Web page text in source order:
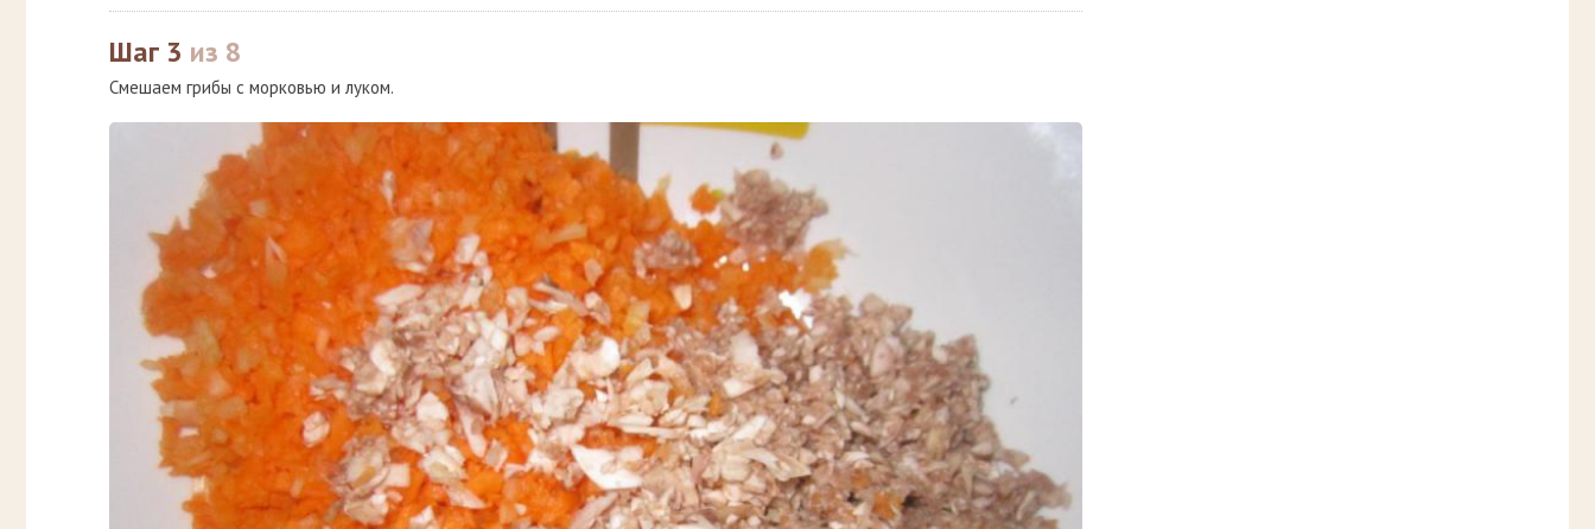
Шаг 3 из 8
Смешаем грибы с морковью и луком.